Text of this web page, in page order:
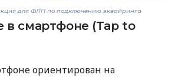
для ФЛП по подключению эквайринга
в смартфоне (Tap to
ориентирован на